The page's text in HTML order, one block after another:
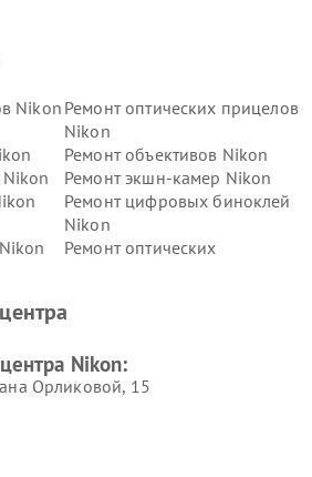
Nikon Ремонт оптических прицелов
Nikon
Ремонт объективов Nikon
Ремонт экшн-камер Nikon
Ремонт цифровых биноклей
Nikon
Ремонт оптических
Nikon:
Орликовой, 15